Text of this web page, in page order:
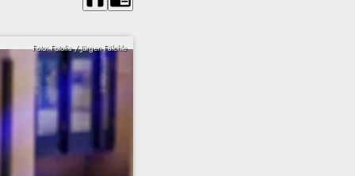
Foto: Fotolia / Jürgen Fälchle